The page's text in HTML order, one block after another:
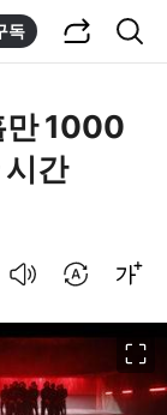
독
만 1000
간